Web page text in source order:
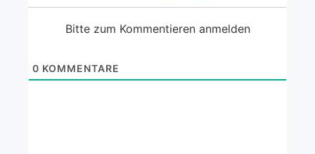
Bitte zum Kommentieren anmelden
0 KOMMENTARE